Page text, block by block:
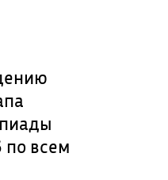
всем